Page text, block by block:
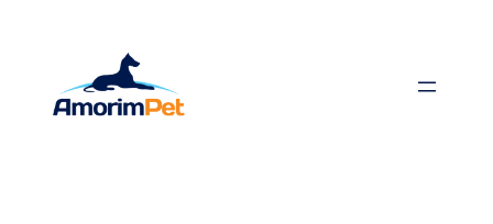
conteúdo